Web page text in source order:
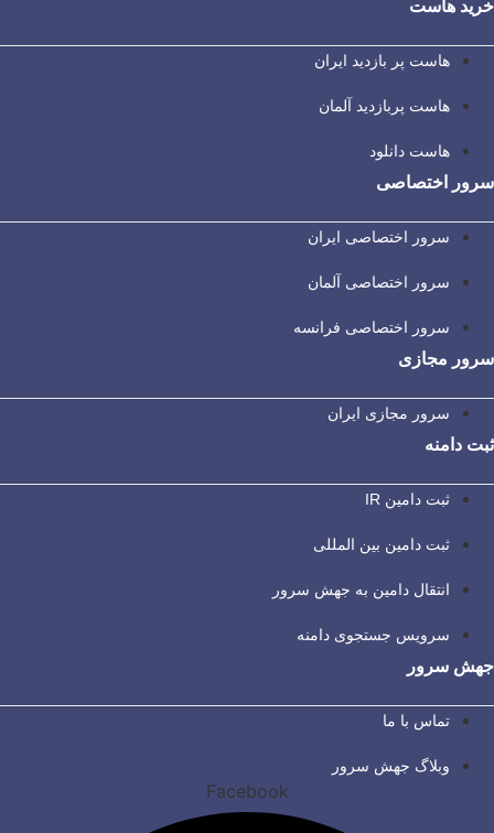
خرید هاست
هاست پر بازدید ایران
هاست پربازدید آلمان
هاست دانلود
سرور اختصاصی
سرور اختصاصی ایران
سرور اختصاصی آلمان
سرور اختصاصی فرانسه
سرور مجازی
سرور مجازی ایران
ثبت دامنه
ثبت دامین IR
ثبت دامین بین المللی
انتقال دامین به جهش سرور
سرویس جستجوی دامنه
جهش سرور
تماس با ما
وبلاگ جهش سرور
Facebook